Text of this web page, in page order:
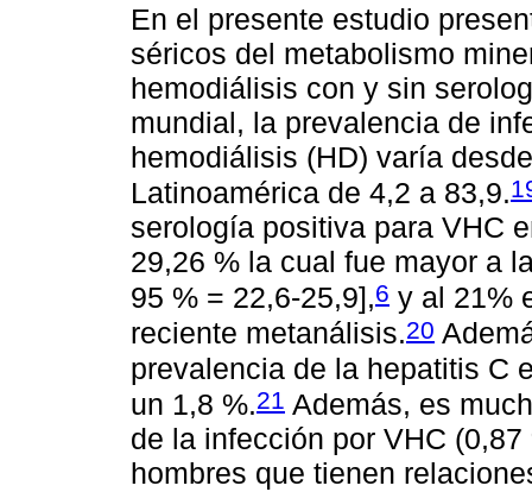
En el presente estudio
séricos del metabolismo
hemodiálisis con y sin
mundial, la prevalencia de
hemodiálisis (HD) varía
Latinoamérica de 4,2 a 83,9.
serología positiva para VHC
29,26 % la cual fue mayor a
95 % = 22,6-25,9],6 y al 21%
reciente metanálisis.20
prevalencia de la hepatitis C
un 1,8 %.21 Además, es
de la infección por VHC
hombres que tienen